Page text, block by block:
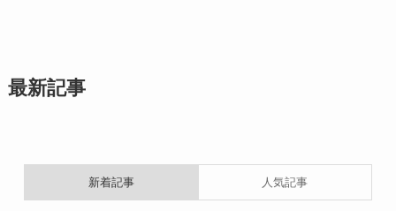
最新記事
新着記事 人気記事